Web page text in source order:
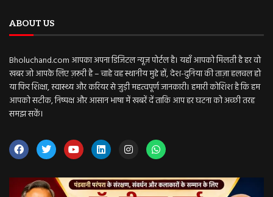
ABOUT US
Bholuchand.com आपका अपना डिजिटल न्यूज़ पोर्टल है। यहाँ आपको मिलती है हर वो
खबर जो आपके लिए ज़रूरी है – चाहे वह स्थानीय मुद्दे हों, देश-दुनिया की ताज़ा हलचल हो
या फिर शिक्षा, स्वास्थ्य और करियर से जुड़ी महत्वपूर्ण जानकारी। हमारी कोशिश है कि हम
आपको सटीक, निष्पक्ष और आसान भाषा में खबरें दें ताकि आप हर घटना को अच्छी तरह
समझ सकें।